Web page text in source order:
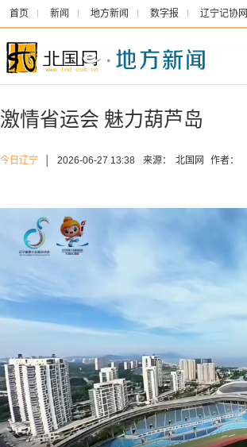
首页 新闻 地方新闻 数字报 辽宁记协网
激情省运会 魅力葫芦岛
今日辽宁 2026-06-27 13:38 来源： 北国网 作者：